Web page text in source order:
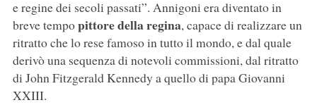
e regine dei secoli passati”. Annigoni era diventato in
breve tempopittore della regina, capace di realizzare un
ritratto che lo rese famoso in tutto il mondo, e dal quale
derivò una sequenza di notevoli commissioni, dal ritratto
di John Fitzgerald Kennedy a quello di papa Giovanni
XXIII.